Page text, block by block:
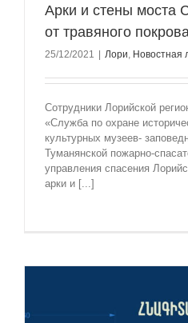
Арки и стены моста
от травяного
25/12/2021 Лори, Новостная
Сотрудники Лорийской
«Служба по охране
культурных музеев-
Туманянской пожарно-
управления спасения
арки и [...]